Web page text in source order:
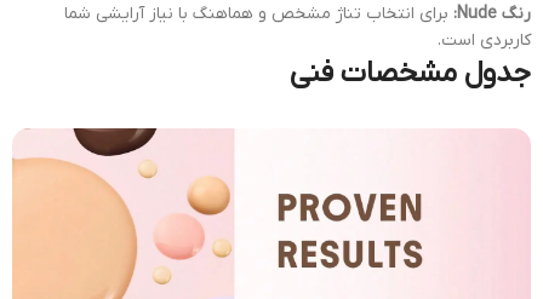
رنگ Nude:
برای انتخاب تناژ مشخص و هماهنگ با نیاز آرایشی شما
کاربردی است.
جدول مشخصات فنی